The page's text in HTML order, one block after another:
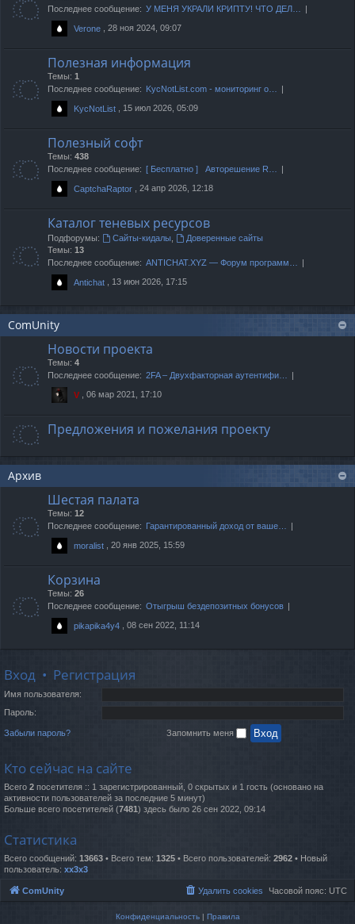
Последнее сообщение: У МЕНЯ УКРАЛИ КРИПТУ! ЧТО ДЕЛ…
Verone , 28 ноя 2024, 09:07
Полезная информация
Темы: 1
Последнее сообщение: KycNotList.com - мониторинг о…
KycNotList , 15 июл 2026, 05:09
Полезный софт
Темы: 438
Последнее сообщение: [ Бесплатно ] Авторешение R…
CaptchaRaptor , 24 апр 2026, 12:18
Каталог теневых ресурсов
Подфорумы: Сайты-кидалы
Доверенные сайты
Темы: 13
Последнее сообщение: ANTICHAT.XYZ — Форум программ…
Antichat , 13 июн 2026, 17:15
ComUnity
Новости проекта
Темы: 4
Последнее сообщение: 2FA – Двухфакторная аутентифи…
V , 06 мар 2021, 17:10
Предложения и пожелания проекту
Архив
Шестая палата
Темы: 12
Последнее сообщение: Гарантированный доход от ваше…
moralist , 20 янв 2025, 15:59
Корзина
Темы: 26
Последнее сообщение: Отыгрыш бездепозитных бонусов
pikapika4y4 , 08 сен 2022, 11:14
Вход • Регистрация
Имя пользователя:
Пароль:
Забыли пароль? Запомнить меня
Кто сейчас на сайте
Всего 2 посетителя :: 1 зарегистрированный, 0 скрытых и 1 гость (основано на
активности пользователей за последние 5 минут)
Больше всего посетителей (7481) здесь было 26 сен 2022, 09:14
Статистика
Всего сообщений: 13663 • Всего тем: 1325 • Всего пользователей: 2962 • Новый
пользователь: xx3x3
ComUnity Часовой пояс: UTC
Удалить cookies
Конфиденциальность| Правила